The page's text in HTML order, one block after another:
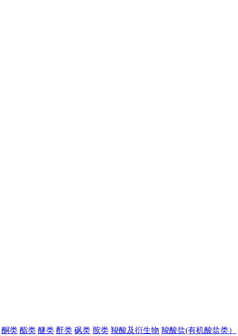
酮类 酯类 醚类 酐类 砜类 胺类 羧酸及衍生物 羧酸盐(有机酸盐类）